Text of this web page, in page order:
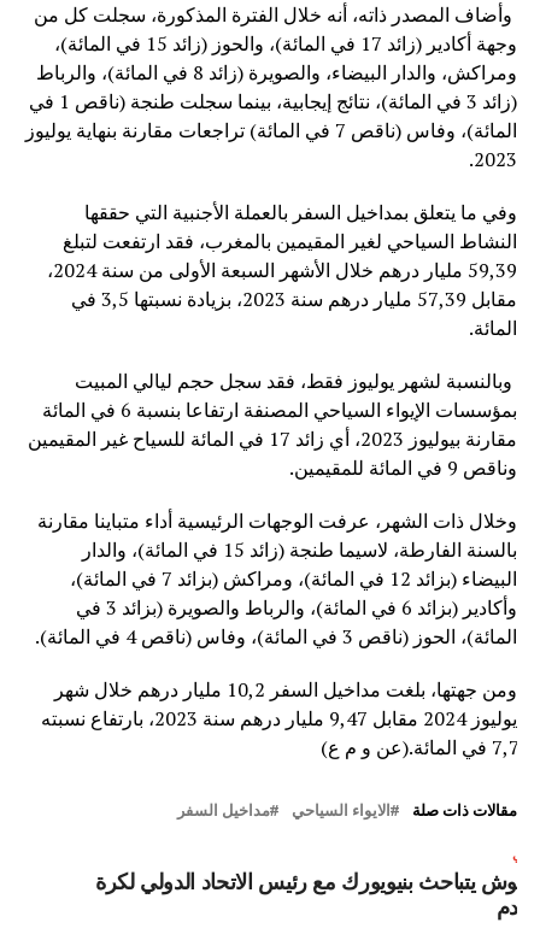
وأضاف المصدر ذاته، أنه خلال الفترة المذكورة، سجلت كل من
وجهة أكادير (زائد 17 في المائة)، والحوز (زائد 15 في المائة)،
ومراكش، والدار البيضاء، والصويرة (زائد 8 في المائة)، والرباط
(زائد 3 في المائة)، نتائج إيجابية، بينما سجلت طنجة (ناقص 1 في
المائة)، وفاس (ناقص 7 في المائة) تراجعات مقارنة بنهاية يوليوز
2023.
وفي ما يتعلق بمداخيل السفر بالعملة الأجنبية التي حققها
النشاط السياحي لغير المقيمين بالمغرب، فقد ارتفعت لتبلغ
59,39 مليار درهم خلال الأشهر السبعة الأولى من سنة 2024،
مقابل 57,39 مليار درهم سنة 2023، بزيادة نسبتها 3,5 في
المائة.
وبالنسبة لشهر يوليوز فقط، فقد سجل حجم ليالي المبيت
بمؤسسات الإيواء السياحي المصنفة ارتفاعا بنسبة 6 في المائة
مقارنة بيوليوز 2023، أي زائد 17 في المائة للسياح غير المقيمين
وناقص 9 في المائة للمقيمين.
وخلال ذات الشهر، عرفت الوجهات الرئيسية أداء متباينا مقارنة
بالسنة الفارطة، لاسيما طنجة (زائد 15 في المائة)، والدار
البيضاء (بزائد 12 في المائة)، ومراكش (بزائد 7 في المائة)،
وأكادير (بزائد 6 في المائة)، والرباط والصويرة (بزائد 3 في
المائة)، الحوز (ناقص 3 في المائة)، وفاس (ناقص 4 في المائة).
ومن جهتها، بلغت مداخيل السفر 10,2 مليار درهم خلال شهر
يوليوز 2024 مقابل 9,47 مليار درهم سنة 2023، بارتفاع نسبته
7,7 في المائة.(عن و م ع)
مقالات ذات صلة الايواء السياحي مداخيل السفر
يتباحث بنيويورك مع رئيس الاتحاد الدولي لكرة